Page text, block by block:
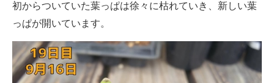
初からついていた葉っぱは徐々に枯れていき、新しい葉
っぱが開いています。